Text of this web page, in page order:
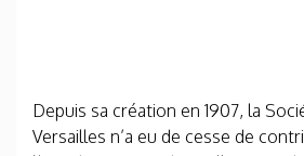
Depuis sa création en 1907, la
Versailles n’a eu de cesse de